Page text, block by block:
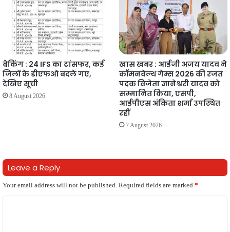
ब्रेकिंग : 24 IFS का ट्रांसफर, कई
जिलों के डीएफओ बदले गए,
देखिए सूची
8 August 2026
खास खबर : आईजी अजय यादव ने
कॉमनवेल्थ गेम्स 2026 की रजत
पदक विजेता ज्ञानेश्वरी यादव को
सम्मानित किया, एसपी,
आईपीएस अंकिता शर्मा उपस्थित
रहीं
7 August 2026
Leave a Reply
Your email address will not be published. Required fields are marked *